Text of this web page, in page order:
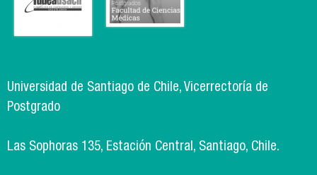
Universidad de Santiago de Chile, Vicerrectoría de
Postgrado
Las Sophoras 135, Estación Central, Santiago, Chile.